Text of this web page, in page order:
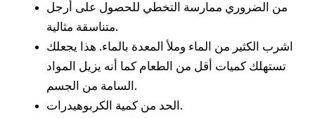
من الضروري ممارسة التخطي للحصول على أرجل
متناسقة مثالية.
اشرب الكثير من الماء وملأ المعدة بالماء. هذا يجعلك
تستهلك كميات أقل من الطعام كما أنه يزيل المواد
السامة من الجسم.
الحد من كمية الكربوهيدرات.